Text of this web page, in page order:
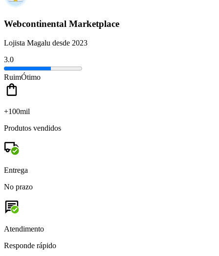
Webcontinental Marketplace
Lojista Magalu desde 2023
3.0
RuimÓtimo
+100mil
Produtos vendidos
Entrega
No prazo
Atendimento
Responde rápido